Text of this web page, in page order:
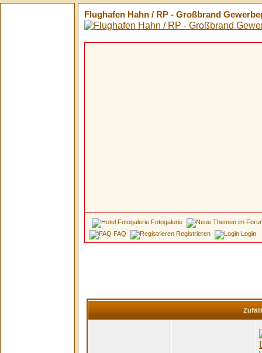
Flughafen Hahn / RP - Großbrand
Fotogalerie
FAQ
Registrieren Login